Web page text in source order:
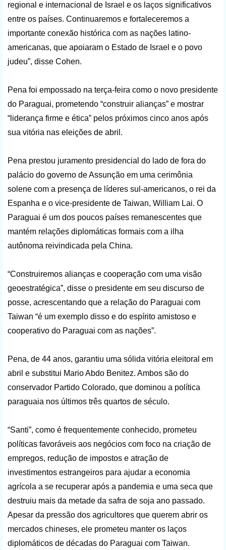
regional e internacional de Israel e os laços significativos
entre os países. Continuaremos e fortaleceremos a
importante conexão histórica com as nações latino-
americanas, que apoiaram o Estado de Israel e o povo
judeu”, disse Cohen.
Pena foi empossado na terça-feira como o novo presidente
do Paraguai, prometendo “construir alianças” e mostrar
“liderança firme e ética” pelos próximos cinco anos após
sua vitória nas eleições de abril.
Pena prestou juramento presidencial do lado de fora do
palácio do governo de Assunção em uma cerimônia
solene com a presença de líderes sul-americanos, o rei da
Espanha e o vice-presidente de Taiwan, William Lai. O
Paraguai é um dos poucos países remanescentes que
mantém relações diplomáticas formais com a ilha
autônoma reivindicada pela China.
“Construiremos alianças e cooperação com uma visão
geoestratégica”, disse o presidente em seu discurso de
posse, acrescentando que a relação do Paraguai com
Taiwan “é um exemplo disso e do espírito amistoso e
cooperativo do Paraguai com as nações”.
Pena, de 44 anos, garantiu uma sólida vitória eleitoral em
abril e substitui Mario Abdo Benitez. Ambos são do
conservador Partido Colorado, que dominou a política
paraguaia nos últimos três quartos de século.
“Santi”, como é frequentemente conhecido, prometeu
políticas favoráveis ​​aos negócios com foco na criação de
empregos, redução de impostos e atração de
investimentos estrangeiros para ajudar a economia
agrícola a se recuperar após a pandemia e uma seca que
destruiu mais da metade da safra de soja ano passado.
Apesar da pressão dos agricultores que querem abrir os
mercados chineses, ele prometeu manter os laços
diplomáticos de décadas do Paraguai com Taiwan.